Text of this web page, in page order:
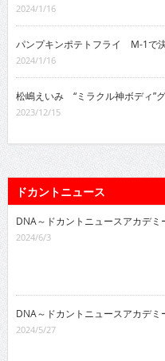
2024/1/16
パンプキンポテトフライ M-1で
2024/1/16
松嶋えいみ “ミラクル神ボディ”
2023/12/15
ドカントニュース
DNA～ドカントニュースアカデ
2024/6/3
DNA～ドカントニュースアカデミ
2024/5/27